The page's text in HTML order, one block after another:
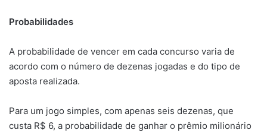
Probabilidades
A probabilidade de vencer em cada concurso varia de
acordo com o número de dezenas jogadas e do tipo de
aposta realizada.
Para um jogo simples, com apenas seis dezenas, que
custa R$ 6, a probabilidade de ganhar o prêmio milionário